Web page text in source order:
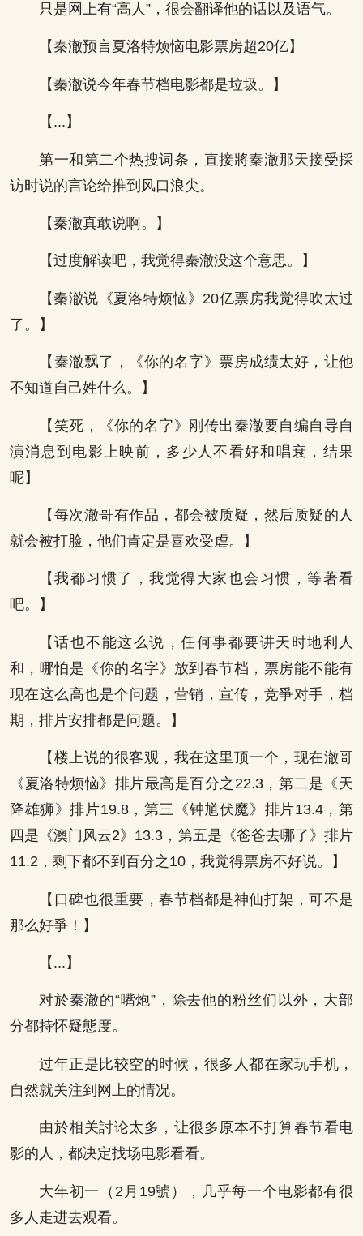
只是网上有“高人”，很会翻译他的话以及语气。
【秦澈预言夏洛特烦恼电影票房超20亿】
【秦澈说今年春节档电影都是垃圾。】
【...】
第一和第二个热搜词条，直接將秦澈那天接受採
访时说的言论给推到风口浪尖。
【秦澈真敢说啊。】
【过度解读吧，我觉得秦澈没这个意思。】
【秦澈说《夏洛特烦恼》20亿票房我觉得吹太过
了。】
【秦澈飘了，《你的名字》票房成绩太好，让他
不知道自己姓什么。】
【笑死，《你的名字》刚传出秦澈要自编自导自
演消息到电影上映前，多少人不看好和唱衰，结果
呢】
【每次澈哥有作品，都会被质疑，然后质疑的人
就会被打脸，他们肯定是喜欢受虐。】
【我都习惯了，我觉得大家也会习惯，等著看
吧。】
【话也不能这么说，任何事都要讲天时地利人
和，哪怕是《你的名字》放到春节档，票房能不能有
现在这么高也是个问题，营销，宣传，竞爭对手，档
期，排片安排都是问题。】
【楼上说的很客观，我在这里顶一个，现在澈哥
《夏洛特烦恼》排片最高是百分之22.3，第二是《天
降雄狮》排片19.8，第三《钟馗伏魔》排片13.4，第
四是《澳门风云2》13.3，第五是《爸爸去哪了》排片
11.2，剩下都不到百分之10，我觉得票房不好说。】
【口碑也很重要，春节档都是神仙打架，可不是
那么好爭！】
【...】
对於秦澈的“嘴炮”，除去他的粉丝们以外，大部
分都持怀疑態度。
过年正是比较空的时候，很多人都在家玩手机，
自然就关注到网上的情况。
由於相关討论太多，让很多原本不打算春节看电
影的人，都决定找场电影看看。
大年初一（2月19號），几乎每一个电影都有很
多人走进去观看。